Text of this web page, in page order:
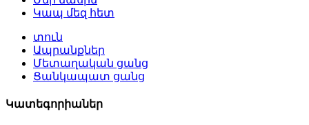
Կապ մեզ հետ
տուն
Ապրանքներ
Մետաղական ցանց
Ցանկապատ ցանց
Կատեգորիաներ